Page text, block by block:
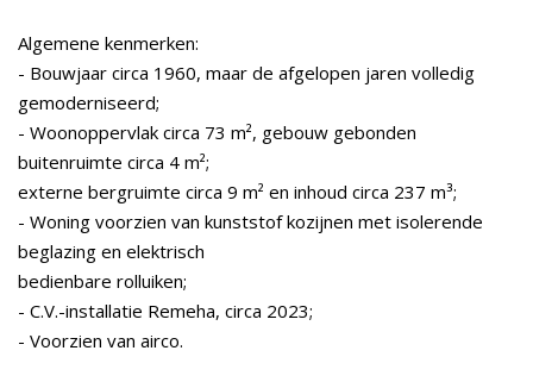
Algemene kenmerken:
- Bouwjaar circa 1960, maar de afgelopen jaren volledig
gemoderniseerd;
- Woonoppervlak circa 73 m², gebouw gebonden
buitenruimte circa 4 m²;
externe bergruimte circa 9 m² en inhoud circa 237 m³;
- Woning voorzien van kunststof kozijnen met isolerende
beglazing en elektrisch
bedienbare rolluiken;
- C.V.-installatie Remeha, circa 2023;
- Voorzien van airco.